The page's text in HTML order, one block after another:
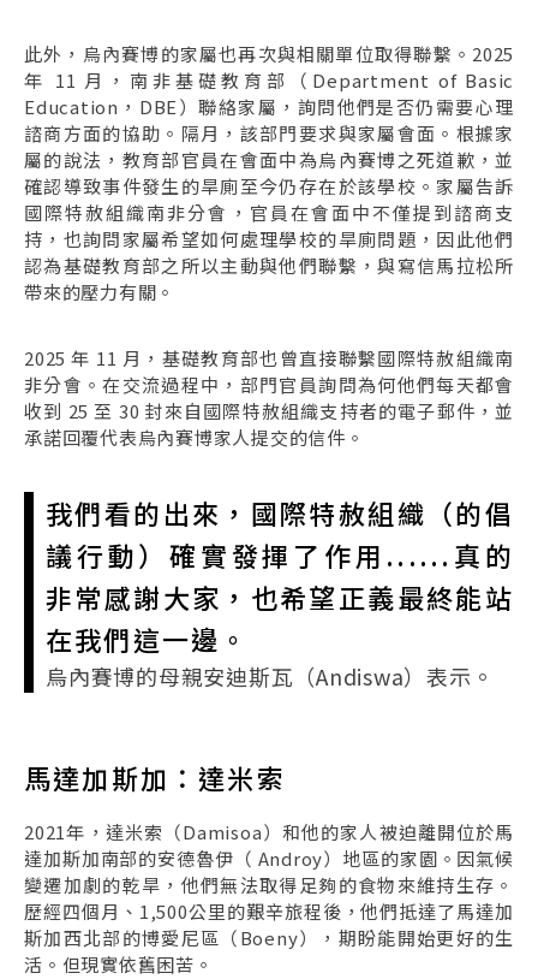
此外，烏內賽博的家屬也再次與相關單位取得聯繫。2025
年 11 月，南非基礎教育部（Department of Basic
Education，DBE）聯絡家屬，詢問他們是否仍需要心理
諮商方面的協助。隔月，該部門要求與家屬會面。根據家
屬的說法，教育部官員在會面中為烏內賽博之死道歉，並
確認導致事件發生的旱廁至今仍存在於該學校。家屬告訴
國際特赦組織南非分會，官員在會面中不僅提到諮商支
持，也詢問家屬希望如何處理學校的旱廁問題，因此他們
認為基礎教育部之所以主動與他們聯繫，與寫信馬拉松所
帶來的壓力有關。
2025 年 11 月，基礎教育部也曾直接聯繫國際特赦組織南
非分會。在交流過程中，部門官員詢問為何他們每天都會
收到 25 至 30 封來自國際特赦組織支持者的電子郵件，並
承諾回覆代表烏內賽博家人提交的信件。
我們看的出來，國際特赦組織（的倡
議行動）確實發揮了作用......真的
非常感謝大家，也希望正義最終能站
在我們這一邊。
烏內賽博的母親安迪斯瓦（Andiswa）表示。
馬達加斯加：達米索
2021年，達米索（Damisoa）和他的家人被迫離開位於馬
達加斯加南部的安德魯伊（ Androy）地區的家園。因氣候
變遷加劇的乾旱，他們無法取得足夠的食物來維持生存。
歷經四個月、1,500公里的艱辛旅程後，他們抵達了馬達加
斯加西北部的博愛尼區（Boeny），期盼能開始更好的生
活。但現實依舊困苦。